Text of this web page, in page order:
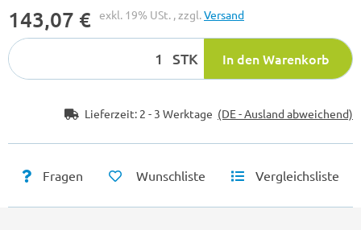
143,07 € exkl. 19% USt. , zzgl.Versand
STK In den Warenkorb
Lieferzeit: 2 - 3 Werktage (DE - Ausland abweichend)
Fragen Wunschliste Vergleichsliste